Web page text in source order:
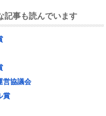
記事も読んでいます
営協議会
賞